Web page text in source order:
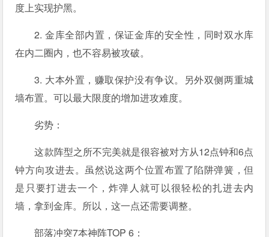
度上实现护黑。
2. 金库全部内置，保证金库的安全性，同时双水库
在内二圈内，也不容易被攻破。
3. 大本外置，赚取保护没有争议。另外双侧两重城
墙布置。可以最大限度的增加进攻难度。
劣势：
这款阵型之所不完美就是很容被对方从12点钟和6点
钟方向攻进去。虽然说这两个位置布置了陷阱弹簧，但
是只要打进去一个，炸弹人就可以很轻松的扎进去内
墙，拿到金库。所以，这一点还需要调整。
部落冲突7本神阵TOP 6：